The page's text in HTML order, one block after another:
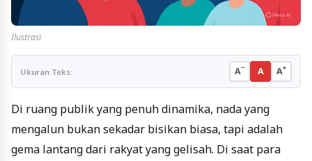
Ilustrasi
Ukuran Teks: A− A A+
Di ruang publik yang penuh dinamika, nada yang
mengalun bukan sekadar bisikan biasa, tapi adalah
gema lantang dari rakyat yang gelisah. Di saat para